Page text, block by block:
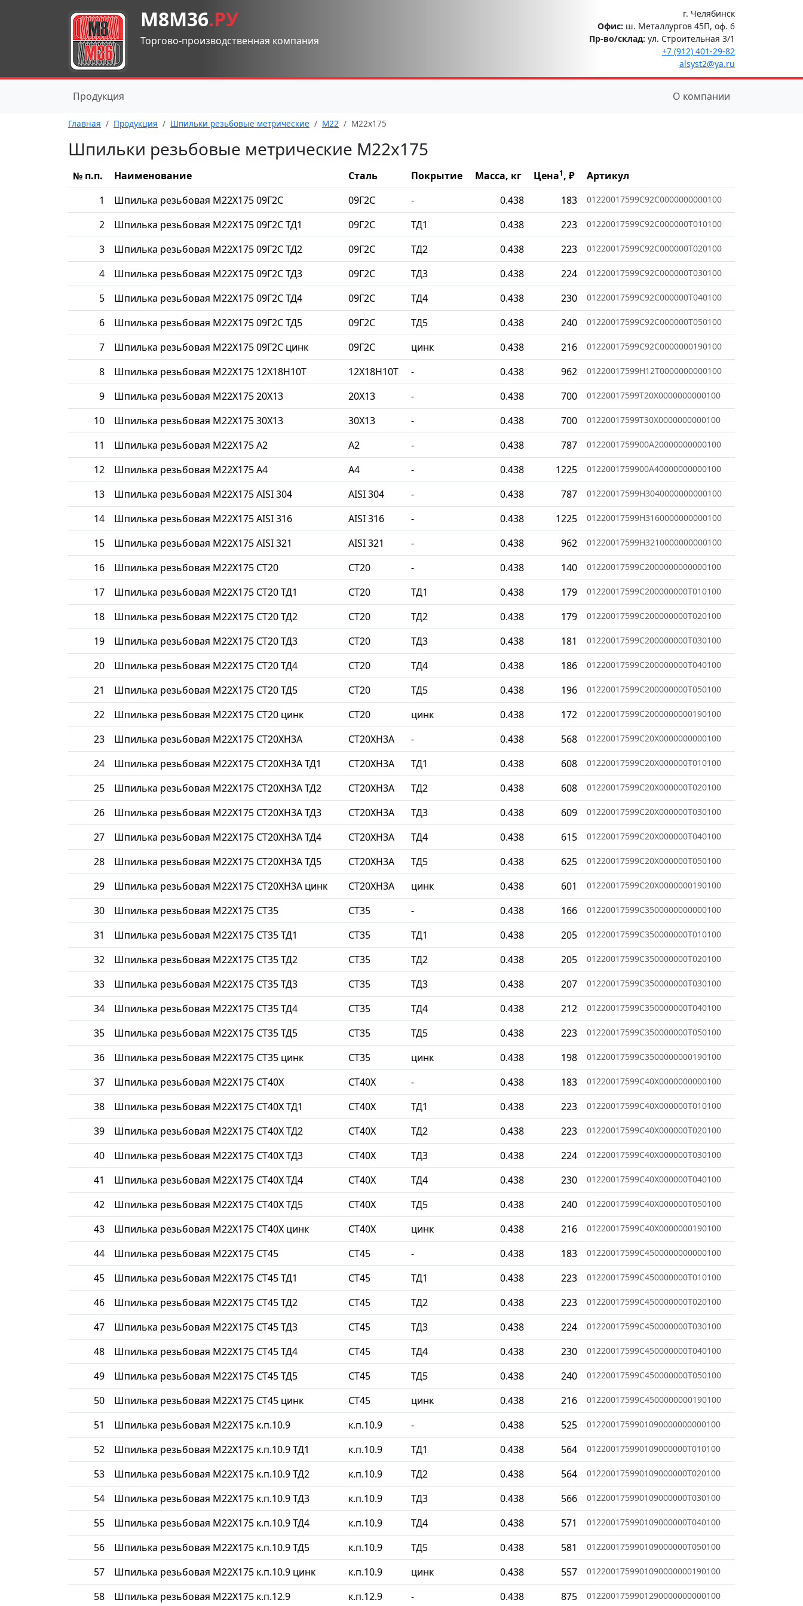
М8М36.РУ
Торгово-производственная компания
г. Челябинск
Офис: ш. Металлургов 45П, оф. 6
Пр-во/склад: ул. Строительная 3/1
+7 (912) 401-29-82
alsyst2@ya.ru
Продукция О компании
Главная Продукция Шпильки резьбовые метрические М22 М22x175
Шпильки резьбовые метрические М22x175
№ п.п. Наименование Сталь Покрытие Масса, кг Цена1, ₽
Артикул
1
Шпилька резьбовая М22Х175 09Г2С 09Г2С - 0.438 183 01220017599C92C0000000000100
2 Шпилька резьбовая М22Х175 09Г2С ТД1 09Г2С ТД1 0.438 223 01220017599C92C000000T010100
3 Шпилька резьбовая М22Х175 09Г2С ТД2 09Г2С ТД2 0.438 223 01220017599C92C000000T020100
4 Шпилька резьбовая М22Х175 09Г2С ТД3 09Г2С ТД3 0.438 224 01220017599C92C000000T030100
5 Шпилька резьбовая М22Х175 09Г2С ТД4 09Г2С ТД4 0.438 230 01220017599C92C000000T040100
6 Шпилька резьбовая М22Х175 09Г2С ТД5 09Г2С ТД5 0.438 240 01220017599C92C000000T050100
7 Шпилька резьбовая М22Х175 09Г2С цинк 09Г2С цинк 0.438 216 01220017599C92C0000000190100
8 Шпилька резьбовая М22Х175 12Х18Н10Т 12Х18Н10Т - 0.438 962 01220017599H12T0000000000100
9 Шпилька резьбовая М22Х175 20Х13 20Х13 - 0.438 700 01220017599T20X0000000000100
10 Шпилька резьбовая М22Х175 30Х13 30Х13 - 0.438 700 01220017599T30X0000000000100
11 Шпилька резьбовая М22Х175 A2 A2 - 0.438 787 0122001759900A20000000000100
12 Шпилька резьбовая М22Х175 A4 A4 - 0.438 1225 0122001759900A40000000000100
13 Шпилька резьбовая М22Х175 AISI 304 AISI 304 - 0.438 787 01220017599H3040000000000100
14 Шпилька резьбовая М22Х175 AISI 316 AISI 316 - 0.438 1225 01220017599H3160000000000100
15 Шпилька резьбовая М22Х175 AISI 321 AISI 321 - 0.438 962 01220017599H3210000000000100
16 Шпилька резьбовая М22Х175 СТ20 СТ20 - 0.438 140 01220017599C2000000000000100
17 Шпилька резьбовая М22Х175 СТ20 ТД1 СТ20 ТД1 0.438 179 01220017599C200000000T010100
18 Шпилька резьбовая М22Х175 СТ20 ТД2 СТ20 ТД2 0.438 179 01220017599C200000000T020100
19 Шпилька резьбовая М22Х175 СТ20 ТД3 СТ20 ТД3 0.438 181 01220017599C200000000T030100
20 Шпилька резьбовая М22Х175 СТ20 ТД4 СТ20 ТД4 0.438 186 01220017599C200000000T040100
21 Шпилька резьбовая М22Х175 СТ20 ТД5 СТ20 ТД5 0.438 196 01220017599C200000000T050100
22 Шпилька резьбовая М22Х175 СТ20 цинк СТ20 цинк 0.438 172 01220017599C2000000000190100
23 Шпилька резьбовая М22Х175 СТ20ХН3А СТ20ХН3А - 0.438 568 01220017599C20X0000000000100
24 Шпилька резьбовая М22Х175 СТ20ХН3А ТД1 СТ20ХН3А ТД1 0.438 608 01220017599C20X000000T010100
25 Шпилька резьбовая М22Х175 СТ20ХН3А ТД2 СТ20ХН3А ТД2 0.438 608 01220017599C20X000000T020100
26 Шпилька резьбовая М22Х175 СТ20ХН3А ТД3 СТ20ХН3А ТД3 0.438 609 01220017599C20X000000T030100
27 Шпилька резьбовая М22Х175 СТ20ХН3А ТД4 СТ20ХН3А ТД4 0.438 615 01220017599C20X000000T040100
28 Шпилька резьбовая М22Х175 СТ20ХН3А ТД5 СТ20ХН3А ТД5 0.438 625 01220017599C20X000000T050100
29 Шпилька резьбовая М22Х175 СТ20ХН3А цинк СТ20ХН3А цинк 0.438 601 01220017599C20X0000000190100
30 Шпилька резьбовая М22Х175 СТ35 СТ35 - 0.438 166 01220017599C3500000000000100
31 Шпилька резьбовая М22Х175 СТ35 ТД1 СТ35 ТД1 0.438 205 01220017599C350000000T010100
32 Шпилька резьбовая М22Х175 СТ35 ТД2 СТ35 ТД2 0.438 205 01220017599C350000000T020100
33 Шпилька резьбовая М22Х175 СТ35 ТД3 СТ35 ТД3 0.438 207 01220017599C350000000T030100
34 Шпилька резьбовая М22Х175 СТ35 ТД4 СТ35 ТД4 0.438 212 01220017599C350000000T040100
35 Шпилька резьбовая М22Х175 СТ35 ТД5 СТ35 ТД5 0.438 223 01220017599C350000000T050100
36 Шпилька резьбовая М22Х175 СТ35 цинк СТ35 цинк 0.438 198 01220017599C3500000000190100
37 Шпилька резьбовая М22Х175 СТ40Х СТ40Х - 0.438 183 01220017599C40X0000000000100
38 Шпилька резьбовая М22Х175 СТ40Х ТД1 СТ40Х ТД1 0.438 223 01220017599C40X000000T010100
39 Шпилька резьбовая М22Х175 СТ40Х ТД2 СТ40Х ТД2 0.438 223 01220017599C40X000000T020100
40 Шпилька резьбовая М22Х175 СТ40Х ТД3 СТ40Х ТД3 0.438 224 01220017599C40X000000T030100
41 Шпилька резьбовая М22Х175 СТ40Х ТД4 СТ40Х ТД4 0.438 230 01220017599C40X000000T040100
42 Шпилька резьбовая М22Х175 СТ40Х ТД5 СТ40Х ТД5 0.438 240 01220017599C40X000000T050100
43 Шпилька резьбовая М22Х175 СТ40Х цинк СТ40Х цинк 0.438 216 01220017599C40X0000000190100
44 Шпилька резьбовая М22Х175 СТ45 СТ45 - 0.438 183 01220017599C4500000000000100
45 Шпилька резьбовая М22Х175 СТ45 ТД1 СТ45 ТД1 0.438 223 01220017599C450000000T010100
46 Шпилька резьбовая М22Х175 СТ45 ТД2 СТ45 ТД2 0.438 223 01220017599C450000000T020100
47 Шпилька резьбовая М22Х175 СТ45 ТД3 СТ45 ТД3 0.438 224 01220017599C450000000T030100
48 Шпилька резьбовая М22Х175 СТ45 ТД4 СТ45 ТД4 0.438 230 01220017599C450000000T040100
49 Шпилька резьбовая М22Х175 СТ45 ТД5 СТ45 ТД5 0.438 240 01220017599C450000000T050100
50 Шпилька резьбовая М22Х175 СТ45 цинк СТ45 цинк 0.438 216 01220017599C4500000000190100
51 Шпилька резьбовая М22Х175 к.п.10.9 к.п.10.9 - 0.438 525 0122001759901090000000000100
52 Шпилька резьбовая М22Х175 к.п.10.9 ТД1 к.п.10.9 ТД1 0.438 564 012200175990109000000T010100
53 Шпилька резьбовая М22Х175 к.п.10.9 ТД2 к.п.10.9 ТД2 0.438 564 012200175990109000000T020100
54 Шпилька резьбовая М22Х175 к.п.10.9 ТД3 к.п.10.9 ТД3 0.438 566 012200175990109000000T030100
55 Шпилька резьбовая М22Х175 к.п.10.9 ТД4 к.п.10.9 ТД4 0.438 571 012200175990109000000T040100
56 Шпилька резьбовая М22Х175 к.п.10.9 ТД5 к.п.10.9 ТД5 0.438 581 012200175990109000000T050100
57 Шпилька резьбовая М22Х175 к.п.10.9 цинк к.п.10.9 цинк 0.438 557 0122001759901090000000190100
58 Шпилька резьбовая М22Х175 к.п.12.9 к.п.12.9 - 0.438 875 0122001759901290000000000100